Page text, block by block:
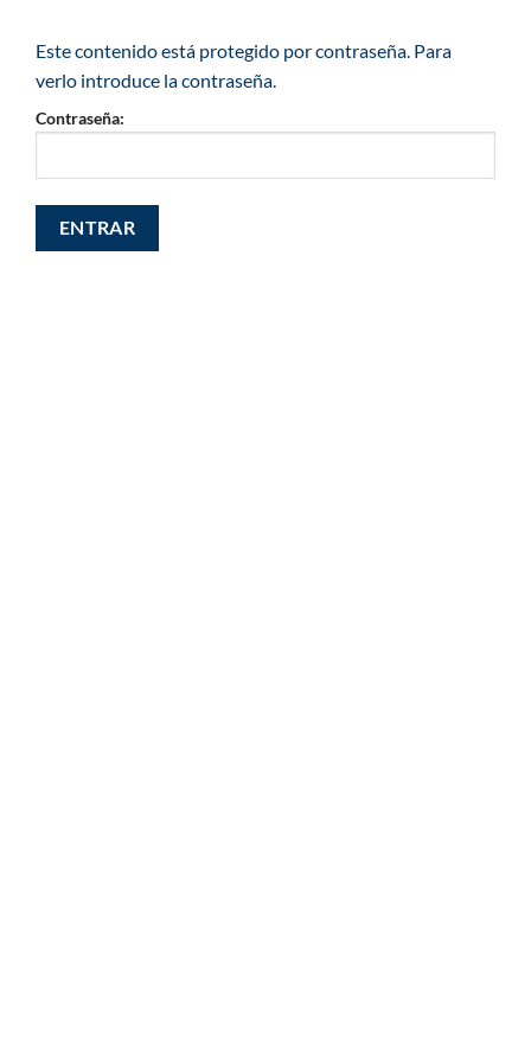
Este contenido está protegido por contraseña. Para
verlo introduce la contraseña.
Contraseña: